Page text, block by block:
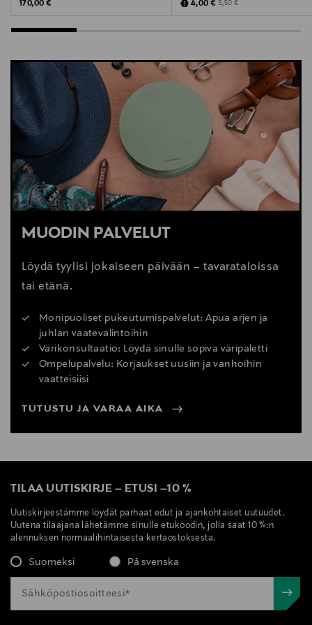
Original Price
170,00 €
Discounted Price
4,00 € Original Price
5,50 €
MUODIN PALVELUT
Löydä tyylisi jokaiseen päivään – tavarataloissa
tai etänä.
Monipuoliset pukeutumispalvelut: Apua arjen ja
juhlan vaatevalintoihin
Värikonsultaatio: Löydä sinulle sopiva väripaletti
Ompelupalvelu: Korjaukset uusiin ja vanhoihin
vaatteisiisi
TUTUSTU JA VARAA AIKA
TILAA UUTISKIRJE – ETUSI –10 %
Uutiskirjeestämme löydät parhaat edut ja ajankohtaiset uutuudet.
Uutena tilaajana lähetämme sinulle etukoodin, jolla saat 10 %:n
alennuksen normaalihintaisesta kertaostoksesta.
Suomeksi På svenska